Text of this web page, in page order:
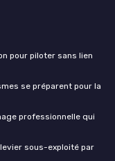
pour piloter sans lien
se préparent pour la
professionnelle qui
sous-exploité par